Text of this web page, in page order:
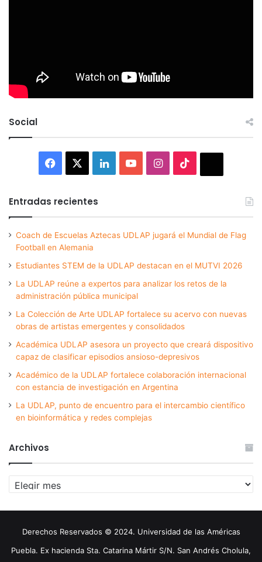
Social
Facebook LinkedInYouTubeInstagram
Entradas recientes
Coach de Escuelas Aztecas UDLAP jugará el Mundial de Flag
Football en Alemania
Estudiantes STEM de la UDLAP destacan en el MUTVI 2026
La UDLAP reúne a expertos para analizar los retos de la
administración pública municipal
La Colección de Arte UDLAP fortalece su acervo con nuevas
obras de artistas emergentes y consolidados
Académica UDLAP asesora un proyecto que creará dispositivo
capaz de clasificar episodios ansioso-depresivos
Académico de la UDLAP fortalece colaboración internacional
con estancia de investigación en Argentina
La UDLAP, punto de encuentro para el intercambio científico
en bioinformática y redes complejas
Archivos
Archivos
Derechos Reservados © 2024. Universidad de las Américas
Puebla. Ex hacienda Sta. Catarina Mártir S/N. San Andrés Cholula,